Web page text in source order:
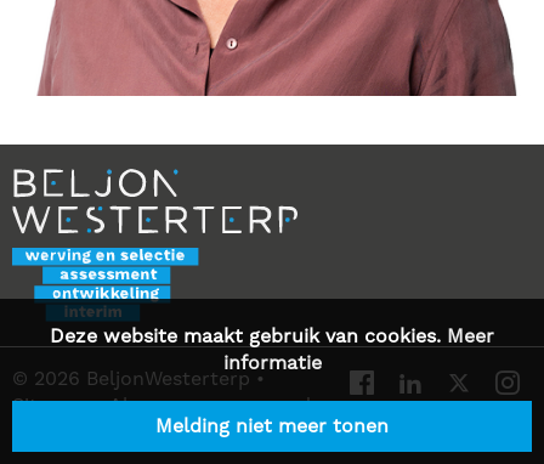
Deze website maakt gebruik van cookies. Meer
informatie
Melding niet meer tonen
© 2026 BeljonWesterterp •
Sitemap• Algemene voorwaarden
Privacy Statement• Contact